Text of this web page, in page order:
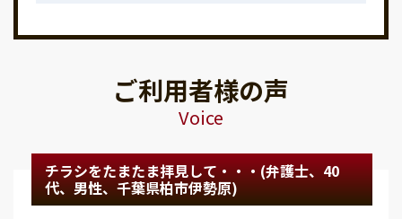
ご利用者様の声
Voice
チラシをたまたま拝見して・・・(弁護士、40
代、男性、千葉県柏市伊勢原)